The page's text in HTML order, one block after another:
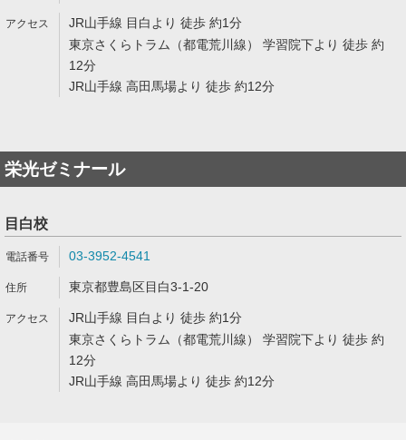
JR山手線 目白より 徒歩 約1分
東京さくらトラム（都電荒川線） 学習院下より 徒歩 約
12分
JR山手線 高田馬場より 徒歩 約12分
栄光ゼミナール
目白校
03-3952-4541
東京都豊島区目白3-1-20
JR山手線 目白より 徒歩 約1分
東京さくらトラム（都電荒川線） 学習院下より 徒歩 約
12分
JR山手線 高田馬場より 徒歩 約12分